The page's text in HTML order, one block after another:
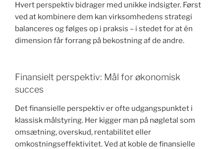
Hvert perspektiv bidrager med unikke indsigter. Først
ved at kombinere dem kan virksomhedens strategi
balanceres og følges op i praksis – i stedet for at én
dimension får forrang på bekostning af de andre.
Finansielt perspektiv: Mål for økonomisk
succes
Det finansielle perspektiv er ofte udgangspunktet i
klassisk målstyring. Her kigger man på nøgletal som
omsætning, overskud, rentabilitet eller
omkostningseffektivitet. Ved at koble de finansielle